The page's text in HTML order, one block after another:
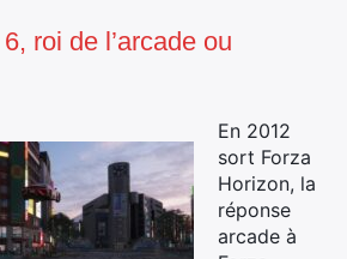
roi de l’arcade ou
En 2012
sort Forza
Horizon, la
réponse
arcade à